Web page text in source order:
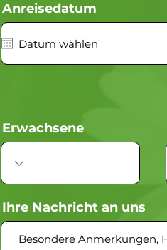
Anreisedatum
Erwachsene
Ihre Nachricht an uns